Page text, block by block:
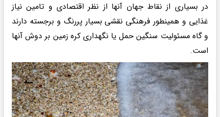
در بسیاری از نقاط جهان آنها از نظر اقتصادی و تامین نیاز
غذایی و همینطور فرهنگی نقشی بسیار پررنگ و برجسته دارند
و گاه مسئولیت سنگین حمل یا نگهداری کره زمین بر دوش آنها
است.